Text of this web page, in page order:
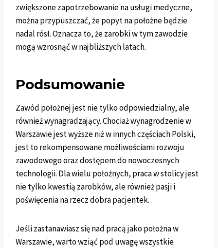
zwiększone zapotrzebowanie na usługi medyczne,
można przypuszczać, że popyt na położne będzie
nadal rósł. Oznacza to, że zarobki w tym zawodzie
mogą wzrosnąć w najbliższych latach.
Podsumowanie
Zawód położnej jest nie tylko odpowiedzialny, ale
również wynagradzający. Chociaż wynagrodzenie w
Warszawie jest wyższe niż w innych częściach Polski,
jest to rekompensowane możliwościami rozwoju
zawodowego oraz dostępem do nowoczesnych
technologii. Dla wielu położnych, praca w stolicy jest
nie tylko kwestią zarobków, ale również pasji i
poświęcenia na rzecz dobra pacjentek.
Jeśli zastanawiasz się nad pracą jako położna w
Warszawie, warto wziąć pod uwagę wszystkie